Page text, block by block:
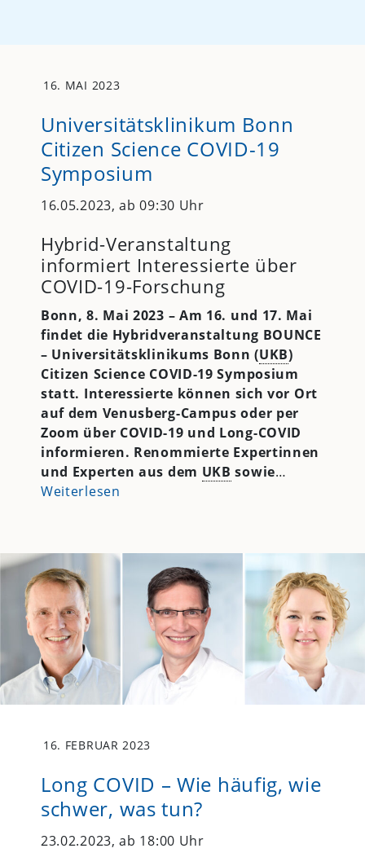
16. MAI 2023
Universitätsklinikum Bonn
Citizen Science COVID-19
Symposium
16.05.2023, ab 09:30 Uhr
Hybrid-Veranstaltung
informiert Interessierte über
COVID-19-Forschung
Bonn, 8. Mai 2023 – Am 16. und 17. Mai
findet die Hybridveranstaltung BOUNCE
– Universitätsklinikums Bonn (UKB)
Citizen Science COVID-19 Symposium
statt. Interessierte können sich vor Ort
auf dem Venusberg-Campus oder per
Zoom über COVID-19 und Long-COVID
informieren. Renommierte Expertinnen
und Experten aus dem UKB sowie…
Weiterlesen
16. FEBRUAR 2023
Long COVID – Wie häufig, wie
schwer, was tun?
23.02.2023, ab 18:00 Uhr